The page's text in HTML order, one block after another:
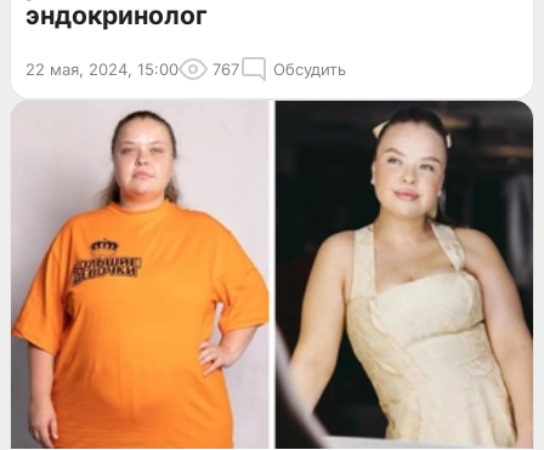
эндокринолог
22 мая, 2024, 15:00 767 Обсудить